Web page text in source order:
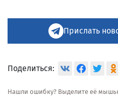
Прислать
Поделиться:
Нашли ошибку? Выделите её